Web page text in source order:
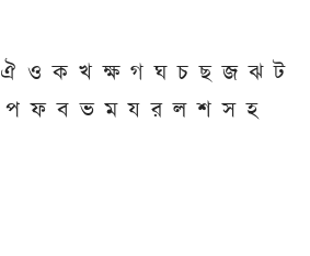
ঐ ও ক খ ক্ষ গ ঘ চ ছ জ ঝ ট
প ফ ব ভ ম য র ল শ স হ